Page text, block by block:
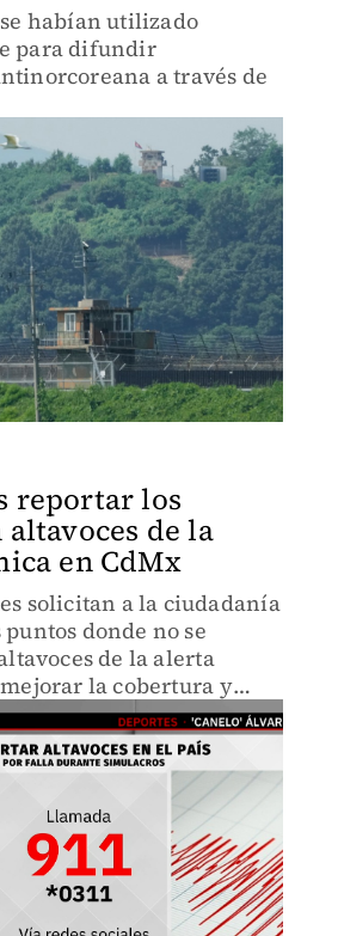
habían utilizado
para difundir
a través de
reportar los
de la
en CdMx
solicitan a la ciudadanía
donde no se
de la alerta
la cobertura y
emergencias.